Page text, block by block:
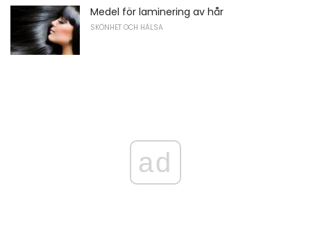
Medel för laminering av hår
SKÖNHET OCH HÄLSA
ad